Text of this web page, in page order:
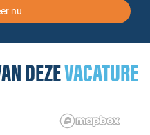
nu
DEZEVACATURE